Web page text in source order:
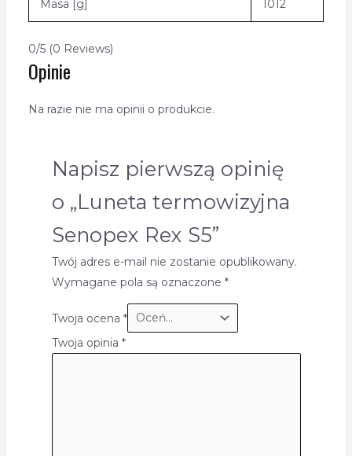
Masa [g] 1012
0/5 (0 Reviews)
Opinie
Na razie nie ma opinii o produkcie.
Napisz pierwszą opinię
o „Luneta termowizyjna
Senopex Rex S5”
Twój adres e-mail nie zostanie opublikowany.
Wymagane pola są oznaczone *
Twoja ocena *
Twoja opinia *